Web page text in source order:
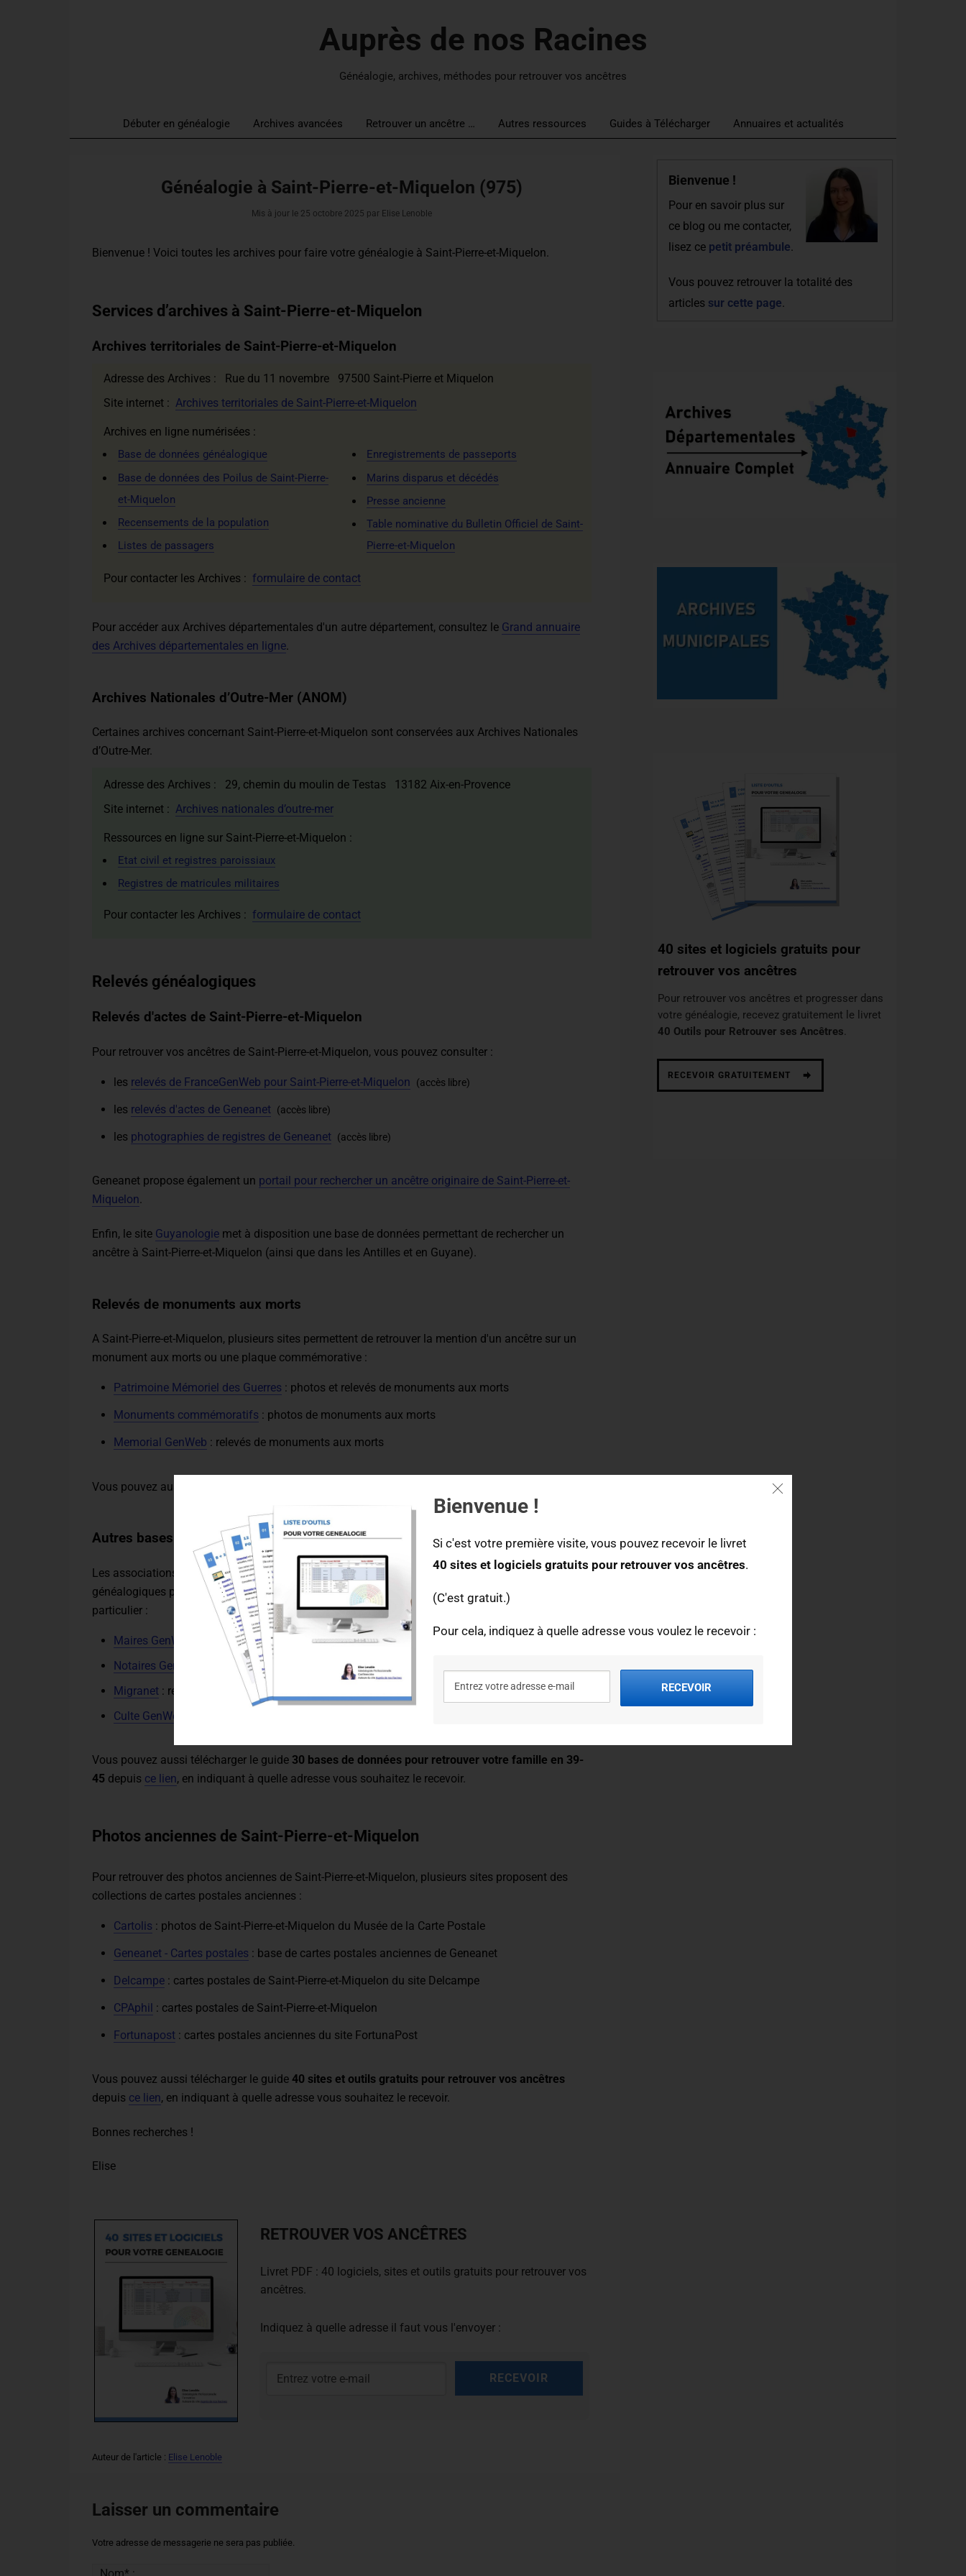
Auprès de nos Racines
Généalogie, archives, méthodes pour retrouver vos ancêtres
Débuter en généalogie Archives avancées Retrouver un ancêtre … Autres ressources Guides à Télécharger Annuaires et actualités
Généalogie à Saint-Pierre-et-Miquelon (975)
Mis à jour le 25 octobre 2025 par Elise Lenoble
Bienvenue ! Voici toutes les archives pour faire votre généalogie à Saint-Pierre-et-Miquelon.
Services d’archives à Saint-Pierre-et-Miquelon
Archives territoriales de Saint-Pierre-et-Miquelon
Adresse des Archives : Rue du 11 novembre 97500 Saint-Pierre et Miquelon
Site internet : Archives territoriales de Saint-Pierre-et-Miquelon
Archives en ligne numérisées :
Base de données généalogique
Base de données des Poilus de Saint-Pierre-
et-Miquelon
Recensements de la population
Listes de passagers
Enregistrements de passeports
Marins disparus et décédés
Presse ancienne
Table nominative du Bulletin Officiel de Saint-
Pierre-et-Miquelon
Pour contacter les Archives : formulaire de contact
Pour accéder aux Archives départementales d'un autre département, consultez le Grand annuaire
des Archives départementales en ligne.
Archives Nationales d’Outre-Mer (ANOM)
Certaines archives concernant Saint-Pierre-et-Miquelon sont conservées aux Archives Nationales
d’Outre-Mer.
Adresse des Archives : 29, chemin du moulin de Testas 13182 Aix-en-Provence
Site internet : Archives nationales d’outre-mer
Ressources en ligne sur Saint-Pierre-et-Miquelon :
Etat civil et registres paroissiaux
Registres de matricules militaires
Pour contacter les Archives : formulaire de contact
Relevés généalogiques
Relevés d'actes de Saint-Pierre-et-Miquelon
Pour retrouver vos ancêtres de Saint-Pierre-et-Miquelon, vous pouvez consulter :
les relevés de FranceGenWeb pour Saint-Pierre-et-Miquelon (accès libre)
les relevés d'actes de Geneanet (accès libre)
les photographies de registres de Geneanet (accès libre)
Geneanet propose également un portail pour rechercher un ancêtre originaire de Saint-Pierre-et-
Miquelon.
Enfin, le site Guyanologie met à disposition une base de données permettant de rechercher un
ancêtre à Saint-Pierre-et-Miquelon (ainsi que dans les Antilles et en Guyane).
Relevés de monuments aux morts
A Saint-Pierre-et-Miquelon, plusieurs sites permettent de retrouver la mention d'un ancêtre sur un
monument aux morts ou une plaque commémorative :
Patrimoine Mémoriel des Guerres : photos et relevés de monuments aux morts
Monuments commémoratifs : photos de monuments aux morts
Memorial GenWeb : relevés de monuments aux morts
Vous pouvez aussi télécharger le guide
Autres bases de données de généalogie
Les associations FranceGenWeb et MémorialGenWeb proposent plusieurs bases de données
généalogiques pour retrouver un ancêtre de Saint-Pierre-et-Miquelon qui a eu un parcours
particulier :
Maires GenWeb
: retrouver un ancêtre maire d'une commune
Notaires GenWeb
: retrouver un ancêtre notaire
Migranet : retrouver un ancêtre qui s'est marié loin de son département d'origine
Culte GenWeb
Vous pouvez aussi télécharger le guide 30 bases de données pour retrouver votre famille en 39-
45 depuis ce lien, en indiquant à quelle adresse vous souhaitez le recevoir.
Photos anciennes de Saint-Pierre-et-Miquelon
Pour retrouver des photos anciennes de Saint-Pierre-et-Miquelon, plusieurs sites proposent des
collections de cartes postales anciennes :
Cartolis : photos de Saint-Pierre-et-Miquelon du Musée de la Carte Postale
Geneanet - Cartes postales : base de cartes postales anciennes de Geneanet
Delcampe : cartes postales de Saint-Pierre-et-Miquelon du site Delcampe
CPAphil : cartes postales de Saint-Pierre-et-Miquelon
Fortunapost : cartes postales anciennes du site FortunaPost
Vous pouvez aussi télécharger le guide 40 sites et outils gratuits pour retrouver vos ancêtres
depuis ce lien, en indiquant à quelle adresse vous souhaitez le recevoir.
Bonnes recherches !
Elise
RETROUVER VOS ANCÊTRES
Livret PDF : 40 logiciels, sites et outils gratuits pour retrouver vos
ancêtres.
Indiquez à quelle adresse il faut vous l'envoyer :
RECEVOIR
Auteur de l'article : Elise Lenoble
Laisser un commentaire
Votre adresse de messagerie ne sera pas publiée.
Bienvenue !
Pour en savoir plus sur
ce blog ou me contacter,
lisez ce petit préambule.
Vous pouvez retrouver la totalité des
articles sur cette page.
40 sites et logiciels gratuits pour
retrouver vos ancêtres
Pour retrouver vos ancêtres et progresser dans
votre généalogie, recevez gratuitement le livret
40 Outils pour Retrouver ses Ancêtres.
RECEVOIR GRATUITEMENT
Bienvenue !
Si c'est votre première visite, vous pouvez recevoir le livret
40 sites et logiciels gratuits pour retrouver vos ancêtres.
(C'est gratuit.)
Pour cela, indiquez à quelle adresse vous voulez le recevoir :
RECEVOIR